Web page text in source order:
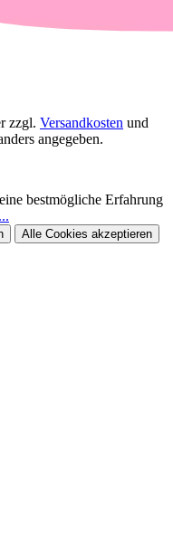
zzgl. Versandkosten und
angegeben.
bestmögliche Erfahrung
Alle Cookies akzeptieren